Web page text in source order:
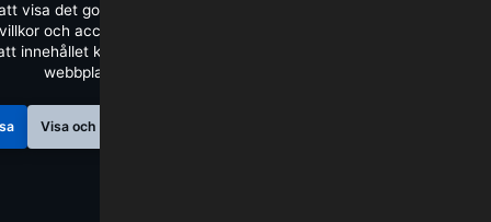
visa det godkänner du deras
och accepterar de cookies
innehållet kan visas på denna
webbplats.
Visa och fråga inte igen